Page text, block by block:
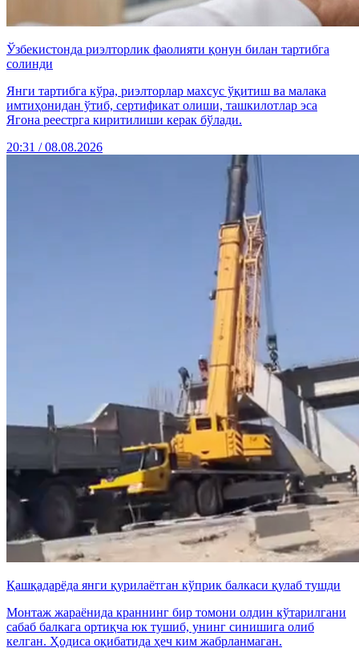
Ўзбекистонда риэлторлик фаолияти қонун билан тартибга
солинди
Янги тартибга кўра, риэлторлар махсус ўқитиш ва малака
имтиҳонидан ўтиб, сертификат олиши, ташкилотлар эса
Ягона реестрга киритилиши керак бўлади.
20:31 / 08.08.2026
Қашқадарёда янги қурилаётган кўприк балкаси қулаб тушди
Монтаж жараёнида краннинг бир томони олдин кўтарилгани
сабаб балкага ортиқча юк тушиб, унинг синишига олиб
келган. Ҳодиса оқибатида ҳеч ким жабрланмаган.